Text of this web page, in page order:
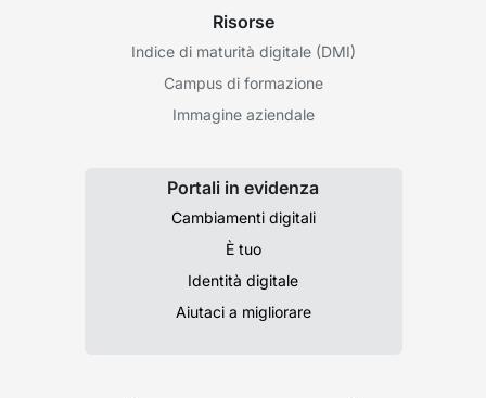
Risorse
Indice di maturità digitale (DMI)
Campus di formazione
Immagine aziendale
Portali in evidenza
Cambiamenti digitali
È tuo
Identità digitale
Aiutaci a migliorare